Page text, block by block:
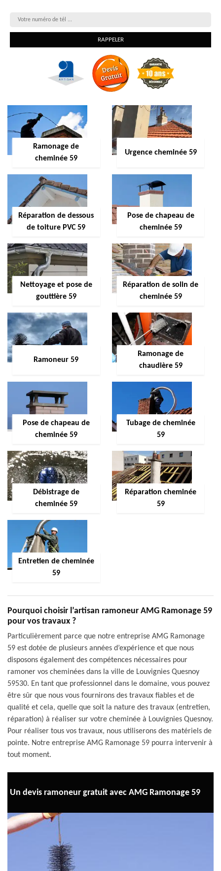
Ramonage de
cheminée 59
Urgence cheminée 59
Réparation de dessous
de toiture PVC 59
Pose de chapeau de
cheminée 59
Nettoyage et pose de
gouttière 59
Réparation de solin de
cheminée 59
Ramoneur 59
Ramonage de
chaudière 59
Pose de chapeau de
cheminée 59
Tubage de cheminée
59
Débistrage de
cheminée 59
Réparation cheminée
59
Entretien de cheminée
59
Pourquoi choisir l’artisan ramoneur AMG Ramonage 59
pour vos travaux ?
Particulièrement parce que notre entreprise AMG Ramonage
59 est dotée de plusieurs années d’expérience et que nous
disposons également des compétences nécessaires pour
ramoner vos cheminées dans la ville de Louvignies Quesnoy
59530. En tant que professionnel dans le domaine, vous pouvez
être sûr que nous vous fournirons des travaux fiables et de
qualité et cela, quelle que soit la nature des travaux (entretien,
réparation) à réaliser sur votre cheminée à Louvignies Quesnoy.
Pour réaliser tous vos travaux, nous utiliserons des matériels de
pointe. Notre entreprise AMG Ramonage 59 pourra intervenir à
tout moment.
Un devis ramoneur gratuit avec AMG Ramonage 59